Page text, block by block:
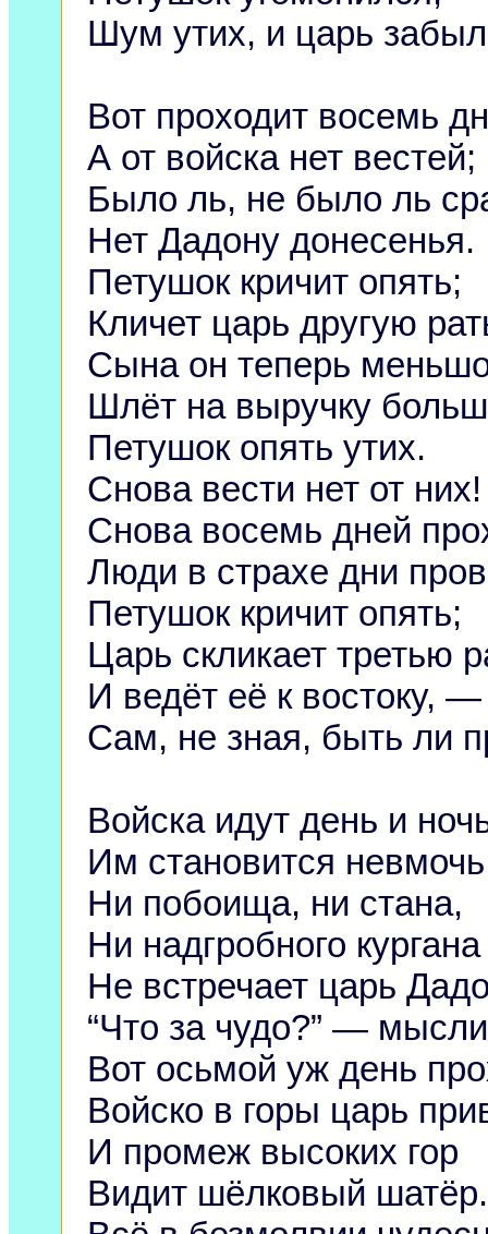
Шум утих, и царь
Вот проходит восемь
А от войска нет вестей;
Было ль, не было ль
Нет Дадону донесенья.
Петушок кричит опять;
Кличет царь другую
Сына он теперь
Шлёт на выручку
Петушок опять утих.
Снова вести нет от них!
Снова восемь дней
Люди в страхе дни
Петушок кричит опять;
Царь скликает третью
И ведёт её к востоку, —
Сам, не зная, быть ли
Войска идут день и
Им становится
Ни побоища, ни стана,
Ни надгробного кургана
Не встречает царь
“Что за чудо?” —
Вот осьмой уж день
Войско в горы царь
И промеж высоких гор
Видит шёлковый шатёр.